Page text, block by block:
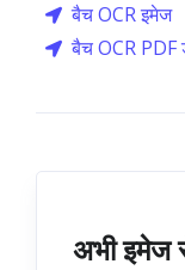
बैच OCR इमेज
बैच OCR PDF
अभी इमेज